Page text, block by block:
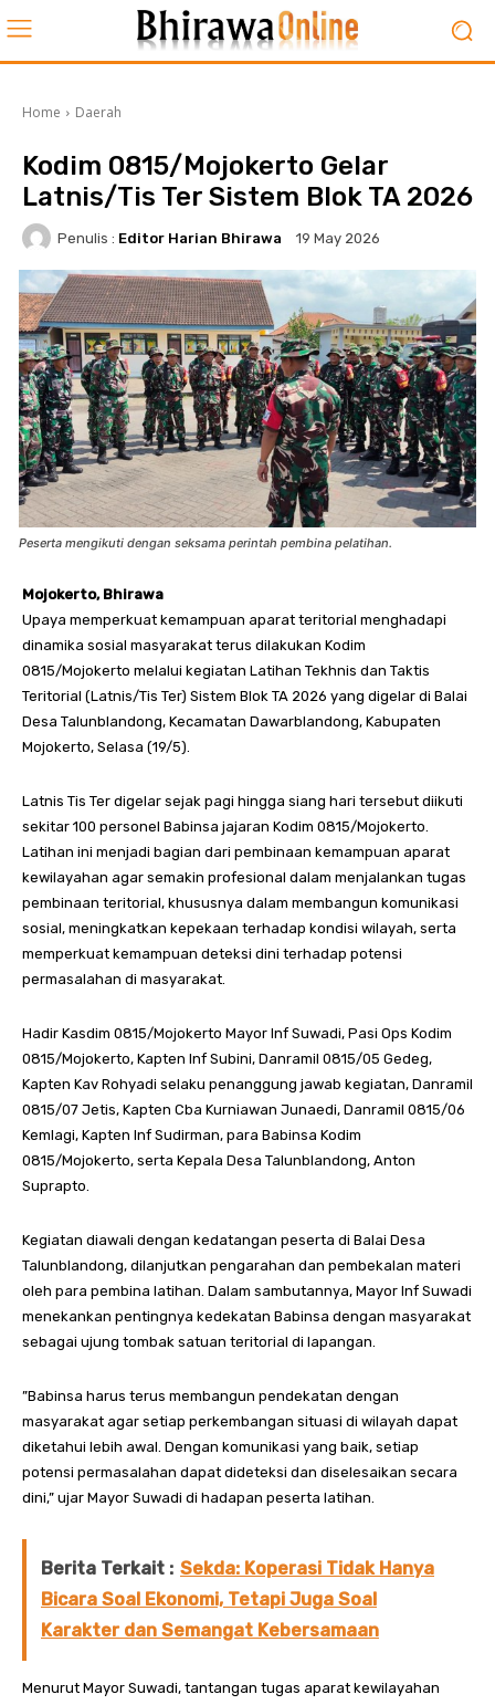
Home Daerah
Kodim 0815/Mojokerto Gelar
Latnis/Tis Ter Sistem Blok TA 2026
Penulis : Editor Harian Bhirawa 19 May 2026
Peserta mengikuti dengan seksama perintah pembina pelatihan.
Mojokerto, Bhirawa
Upaya memperkuat kemampuan aparat teritorial menghadapi
dinamika sosial masyarakat terus dilakukan Kodim
0815/Mojokerto melalui kegiatan Latihan Tekhnis dan Taktis
Teritorial (Latnis/Tis Ter) Sistem Blok TA 2026 yang digelar di Balai
Desa Talunblandong, Kecamatan Dawarblandong, Kabupaten
Mojokerto, Selasa (19/5).
Latnis Tis Ter digelar sejak pagi hingga siang hari tersebut diikuti
sekitar 100 personel Babinsa jajaran Kodim 0815/Mojokerto.
Latihan ini menjadi bagian dari pembinaan kemampuan aparat
kewilayahan agar semakin profesional dalam menjalankan tugas
pembinaan teritorial, khususnya dalam membangun komunikasi
sosial, meningkatkan kepekaan terhadap kondisi wilayah, serta
memperkuat kemampuan deteksi dini terhadap potensi
permasalahan di masyarakat.
Hadir Kasdim 0815/Mojokerto Mayor Inf Suwadi, Pasi Ops Kodim
0815/Mojokerto, Kapten Inf Subini, Danramil 0815/05 Gedeg,
Kapten Kav Rohyadi selaku penanggung jawab kegiatan, Danramil
0815/07 Jetis, Kapten Cba Kurniawan Junaedi, Danramil 0815/06
Kemlagi, Kapten Inf Sudirman, para Babinsa Kodim
0815/Mojokerto, serta Kepala Desa Talunblandong, Anton
Suprapto.
Kegiatan diawali dengan kedatangan peserta di Balai Desa
Talunblandong, dilanjutkan pengarahan dan pembekalan materi
oleh para pembina latihan. Dalam sambutannya, Mayor Inf Suwadi
menekankan pentingnya kedekatan Babinsa dengan masyarakat
sebagai ujung tombak satuan teritorial di lapangan.
”Babinsa harus terus membangun pendekatan dengan
masyarakat agar setiap perkembangan situasi di wilayah dapat
diketahui lebih awal. Dengan komunikasi yang baik, setiap
potensi permasalahan dapat dideteksi dan diselesaikan secara
dini,” ujar Mayor Suwadi di hadapan peserta latihan.
Berita Terkait : Sekda: Koperasi Tidak Hanya
Bicara Soal Ekonomi, Tetapi Juga Soal
Karakter dan Semangat Kebersamaan
Menurut Mayor Suwadi, tantangan tugas aparat kewilayahan